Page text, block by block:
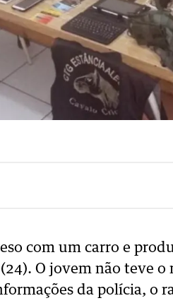
com um carro e
O jovem não teve
da polícia, o